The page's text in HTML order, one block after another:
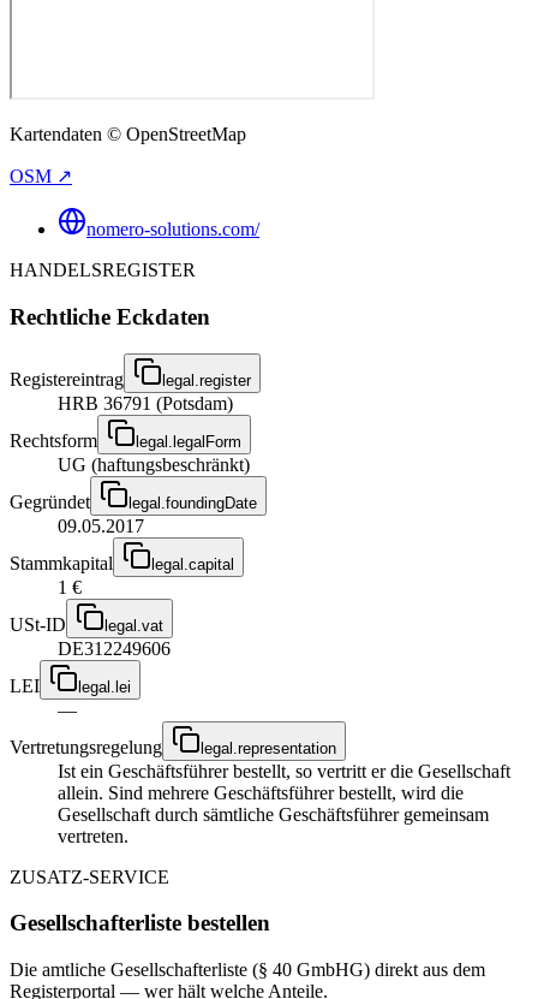
Kartendaten © OpenStreetMap
OSM ↗
nomero-solutions.com/
HANDELSREGISTER
Rechtliche Eckdaten
Registereintrag legal.register
HRB 36791 (Potsdam)
Rechtsform
legal.legalForm
UG (haftungsbeschränkt)
Gegründet
legal.foundingDate
09.05.2017
Stammkapital
legal.capital
1 €
USt-ID
legal.vat
DE312249606
LEI
legal.lei
—
Vertretungsregelung
legal.representation
Ist ein Geschäftsführer bestellt, so vertritt er die Gesellschaft
allein. Sind mehrere Geschäftsführer bestellt, wird die
Gesellschaft durch sämtliche Geschäftsführer gemeinsam
vertreten.
ZUSATZ-SERVICE
Gesellschafterliste bestellen
Die amtliche Gesellschafterliste (§ 40 GmbHG) direkt aus dem
Registerportal — wer hält welche Anteile.